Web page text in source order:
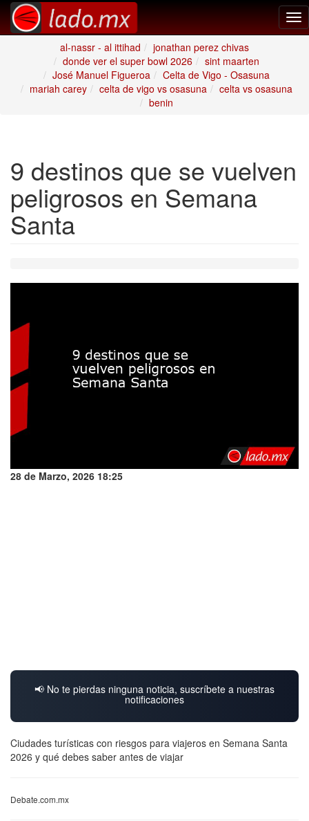
al-nassr - al ittihad
jonathan perez chivas
donde ver el super bowl 2026
sint maarten
José Manuel Figueroa
Celta de Vigo - Osasuna
mariah carey
celta de vigo vs osasuna
celta vs osasuna
benin
9 destinos que se vuelven
peligrosos en Semana
Santa
28 de Marzo, 2026 18:25
📢 No te pierdas ninguna noticia, suscríbete a nuestras
notificaciones
Ciudades turísticas con riesgos para viajeros en Semana Santa
2026 y qué debes saber antes de viajar
Debate.com.mx